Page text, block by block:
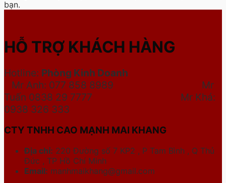
bạn.
HỖ TRỢ KHÁCH HÀNG
Hotline: Phòng Kinh Doanh
Mr Anh: 077 858 8989 Mr
Tuấn 0838 29 7777 Mr Khá:
0938 326 333
CTY TNHH CAO MẠNH MAI KHANG
Địa chỉ: 220 Đường số 7 KP2 , P Tam Bình , Q Thủ
Đức , TP Hồ Chí Minh
Email: manhmaikhang@gmail.com